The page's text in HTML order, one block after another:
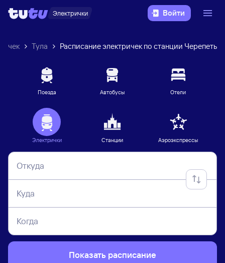
Электрички Войти
Тула Расписание электричек по станции Черепеть
Поезда Автобусы Отели
Электрички Станции Аэроэкспрессы
Откуда
Куда
Когда
Показать расписание